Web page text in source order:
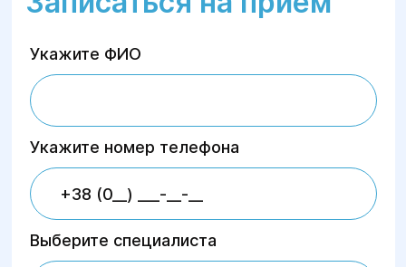
Укажите ФИО
Укажите номер телефона
Выберите специалиста